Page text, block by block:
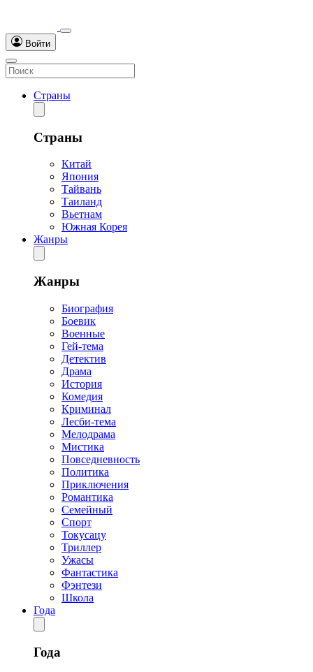
Войти
Страны
Страны
Китай
Япония
Тайвань
Таиланд
Вьетнам
Южная Корея
Жанры
Жанры
Биография
Боевик
Военные
Гей-тема
Детектив
Драма
История
Комедия
Криминал
Лесби-тема
Мелодрама
Мистика
Повседневность
Политика
Приключения
Романтика
Семейный
Спорт
Токусацу
Триллер
Ужасы
Фантастика
Фэнтези
Школа
Года
Года